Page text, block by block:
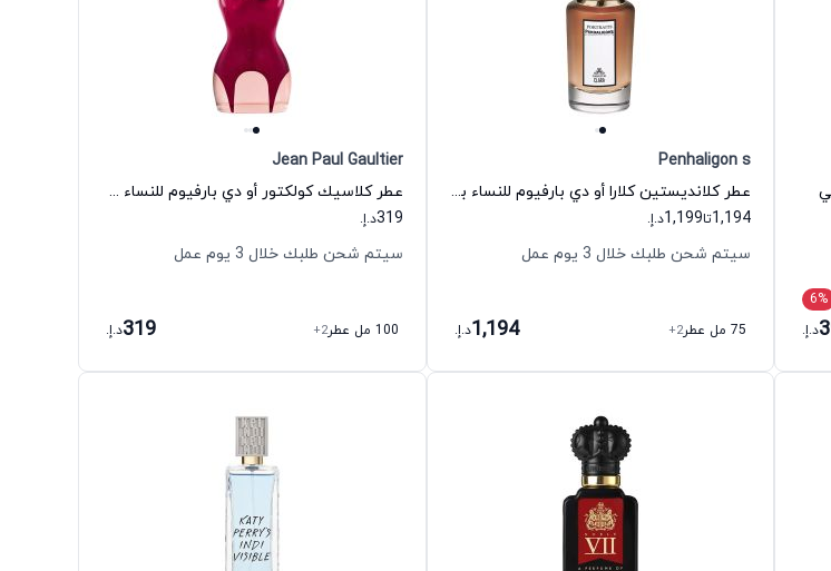
6%
د.إ.
Penhaligon s
عطر كلانديستين كلارا أو دي بارفيوم للنساء بينهاليغونز
1,194تا1,199د.إ.
سيتم شحن طلبك خلال 3 يوم عمل
75 مل عطر +2
1,194د.إ.
Jean Paul Gaultier
عطر كلاسيك كولكتور أو دي بارفيوم للنساء جان بول غوتييه
319د.إ.
سيتم شحن طلبك خلال 3 يوم عمل
100 مل عطر +2
319د.إ.